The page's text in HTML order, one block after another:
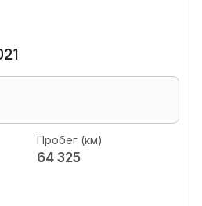
Пробег (км)
64 325